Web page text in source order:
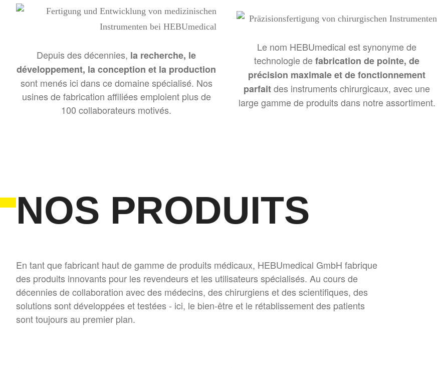
Depuis des décennies, la recherche, le
développement, la conception et la production
sont menés ici dans ce domaine spécialisé. Nos
usines de fabrication affiliées emploient plus de
100 collaborateurs motivés.
Le nom HEBUmedical est synonyme de
technologie defabrication de pointe, de
précision maximale et de fonctionnement
parfaitdes instruments chirurgicaux, avec une
large gamme de produits dans notre assortiment.
NOS PRODUITS
En tant que fabricant haut de gamme de produits médicaux, HEBUmedical GmbH fabrique
des produits innovants pour les revendeurs et les utilisateurs spécialisés. Au cours de
décennies de collaboration avec des médecins, des chirurgiens et des scientifiques, des
solutions sont développées et testées - ici, le bien-être et le rétablissement des patients
sont toujours au premier plan.